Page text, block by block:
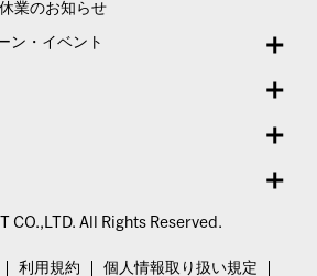
業のお知らせ
ン・イベント
CO.,LTD. All Rights Reserved.
利用規約 個人情報取り扱い規定